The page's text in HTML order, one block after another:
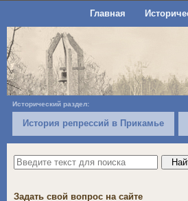
Главная
Исторический раздел:
История репрессий в Прикамье
Задать свой вопрос на сайте